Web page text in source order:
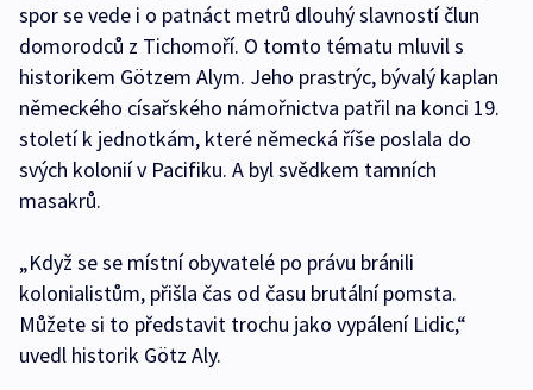
spor se vede i o patnáct metrů dlouhý slavností člun
domorodců z Tichomoří. O tomto tématu mluvil s
historikem Götzem Alym. Jeho prastrýc, bývalý kaplan
německého císařského námořnictva patřil na konci 19.
století k jednotkám, které německá říše poslala do
svých kolonií v Pacifiku. A byl svědkem tamních
masakrů.
„Když se se místní obyvatelé po právu bránili
kolonialistům, přišla čas od času brutální pomsta.
Můžete si to představit trochu jako vypálení Lidic,“
uvedl historik Götz Aly.